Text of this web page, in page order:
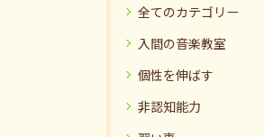
全てのカテゴリー
入間の音楽教室
個性を伸ばす
非認知能力